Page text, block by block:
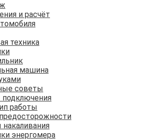
и расчёт
техника
машина
советы
работы
энергомера